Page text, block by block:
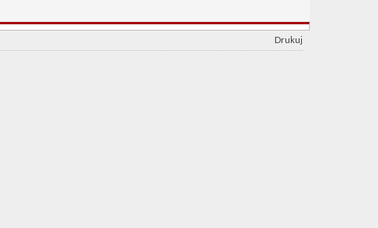
Drukuj